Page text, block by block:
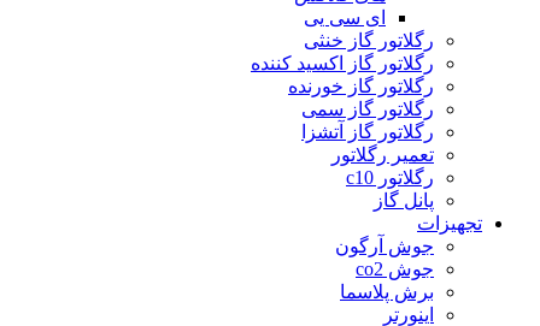
ای سی یی
رگلاتور گاز خنثی
رگلاتور گاز اکسید کننده
رگلاتور گاز خورنده
رگلاتور گاز سمی
رگلاتور گاز آتشزا
تعمیر رگلاتور
رگلاتور c10
پانل گاز
تجهیزات
جوش آرگون
جوش co2
برش پلاسما
اینورتر